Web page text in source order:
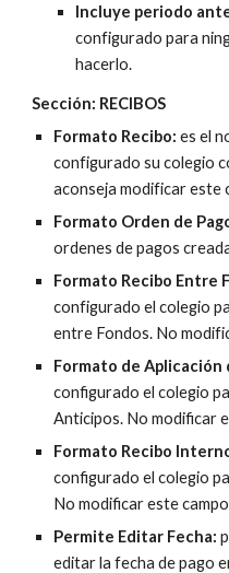
Incluye periodo
configurado para
hacerlo.
Sección: RECIBOS
Formato Recibo: es el
configurado su colegio
aconseja modificar este
Formato Orden de
ordenes de pagos
Formato Recibo Entre
configurado el colegio
entre Fondos. No
Formato de Aplicación
configurado el colegio
Anticipos. No modificar
Formato Recibo
configurado el colegio
No modificar este
Permite Editar Fecha:
editar la fecha de pago